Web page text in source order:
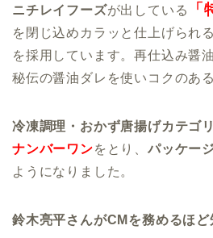
ニチレイフーズが出している 「
を閉じ込めカラッと仕上げられ
を採用しています。再仕込み醤
秘伝の醤油ダレを使いコクのあ
冷凍調理・おかず唐揚げカテゴ
ナンバーワンをとり、パッケー
ようになりました。
鈴木亮平さんがCMを務めるほど